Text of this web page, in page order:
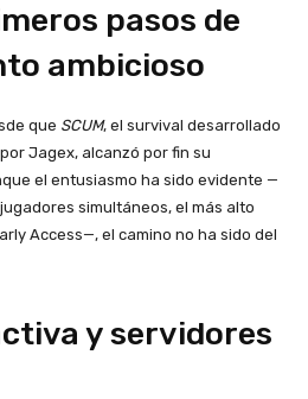
pasos de
ambicioso
que SCUM, el survival desarrollado
Jagex, alcanzó por fin su
el entusiasmo ha sido evidente —
simultáneos, el más alto
Access—, el camino no ha sido del
y servidores